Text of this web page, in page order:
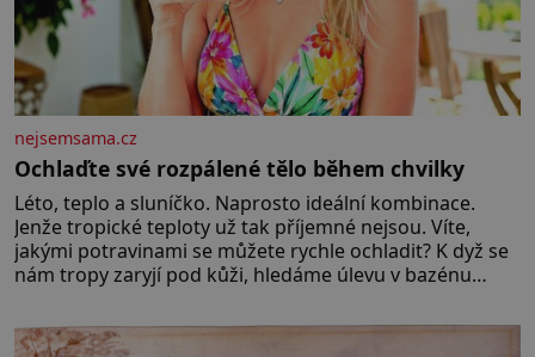
nejsemsama.cz
Ochlaďte své rozpálené tělo během chvilky
Léto, teplo a sluníčko. Naprosto ideální kombinace.
Jenže tropické teploty už tak příjemné nejsou. Víte,
jakými potravinami se můžete rychle ochladit? K dyž se
nám tropy zaryjí pod kůži, hledáme úlevu v bazénu
v jejich blízkosti. Nemusíte však zoufat. Pokud budete
mít promyšlený jídelníček, žadné pařáky si na vás